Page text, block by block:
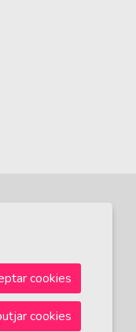
cookies
cookies